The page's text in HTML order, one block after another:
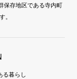
保存地区である寺内町
。
る暮らし